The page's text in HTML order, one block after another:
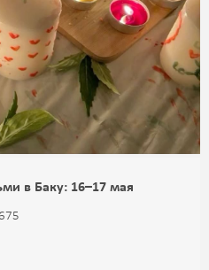
в Баку: 16–17 мая
675